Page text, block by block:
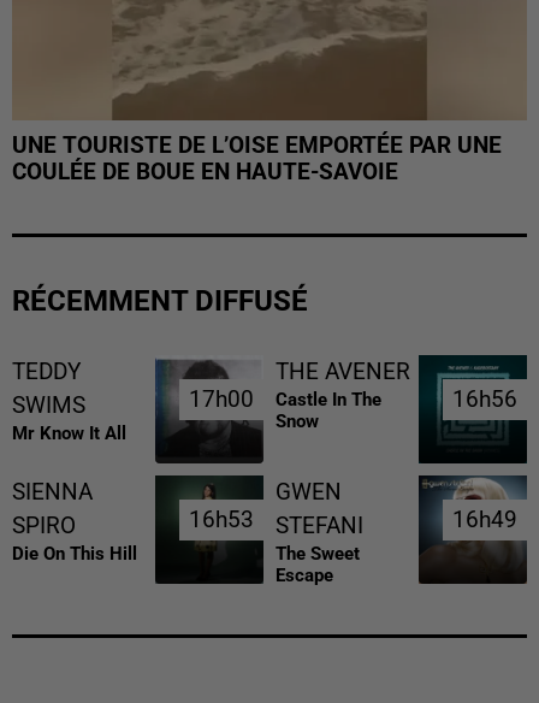
UNE TOURISTE DE L’OISE EMPORTÉE PAR UNE
COULÉE DE BOUE EN HAUTE-SAVOIE
RÉCEMMENT DIFFUSÉ
TEDDY
SWIMS
Mr Know It All
17h00
17h00
THE AVENER
Castle In The
Snow
16h56
16h56
SIENNA
SPIRO
Die On This Hill
16h53
16h53
GWEN
STEFANI
The Sweet
Escape
16h49
16h49